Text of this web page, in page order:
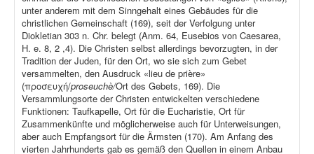
unter anderem mit dem Sinngehalt eines Gebäudes für die
christlichen Gemeinschaft (169), seit der Verfolgung unter
Diokletian 303 n. Chr. belegt (Anm. 64, Eusebios von Caesarea,
H. e. 8, 2 ,4). Die Christen selbst allerdings bevorzugten, in der
Tradition der Juden, für den Ort, wo sie sich zum Gebet
versammelten, den Ausdruck «lieu de prière»
(προσευχή/proseuchè/Ort des Gebets, 169). Die
Versammlungsorte der Christen entwickelten verschiedene
Funktionen: Taufkapelle, Ort für die Eucharistie, Ort für
Zusammenkünfte und möglicherweise auch für Unterweisungen,
aber auch Empfangsort für die Ärmsten (170). Am Anfang des
vierten Jahrhunderts gab es gemäß den Quellen in einem Anbau